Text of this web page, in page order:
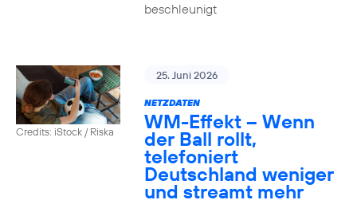
beschleunigt
Credits: iStock / Riska
25. Juni 2026
NETZDATEN
WM-Effekt – Wenn
der Ball rollt,
telefoniert
Deutschland weniger
und streamt mehr